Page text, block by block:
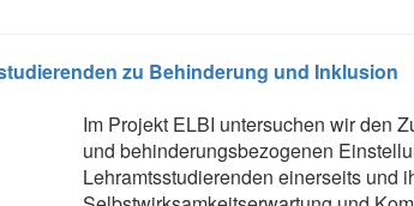
zu Behinderung und Inklusion
Im Projekt ELBI untersuchen wir den
und behinderungsbezogenen
Lehramtsstudierenden einerseits und